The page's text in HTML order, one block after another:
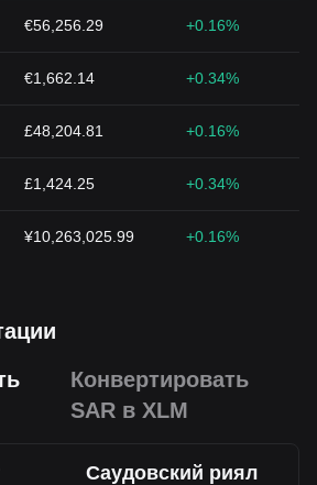
€56,256.29 +0.16%
€1,662.14 +0.34%
£48,204.81 +0.16%
£1,424.25 +0.34%
¥10,263,025.99 +0.16%
Конвертировать
SAR в XLM
Саудовский риял